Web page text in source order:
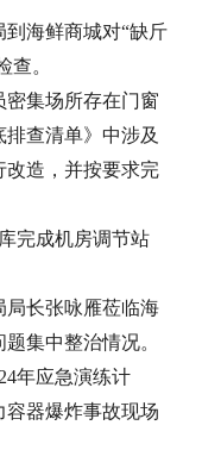
到海鲜商城对“缺斤
查。
密集场所存在门窗
查清单》中涉及
改造，并按要求完
完成机房调节站
局长张咏雁莅临海
集中整治情况。
年应急演练计
器爆炸事故现场